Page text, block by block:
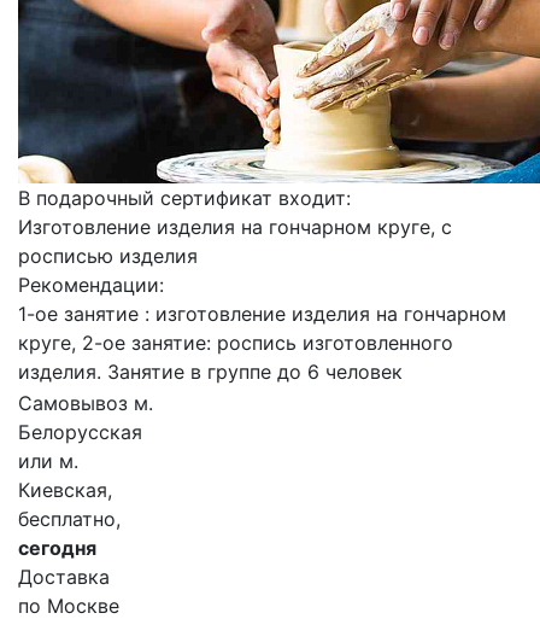
В подарочный сертификат входит:
Изготовление изделия на гончарном круге, с
росписью изделия
Рекомендации:
1-ое занятие : изготовление изделия на гончарном
круге, 2-ое занятие: роспись изготовленного
изделия. Занятие в группе до 6 человек
Самовывоз м.
Белорусская
или м.
Киевская,
бесплатно,
сегодня
Доставка
по Москве